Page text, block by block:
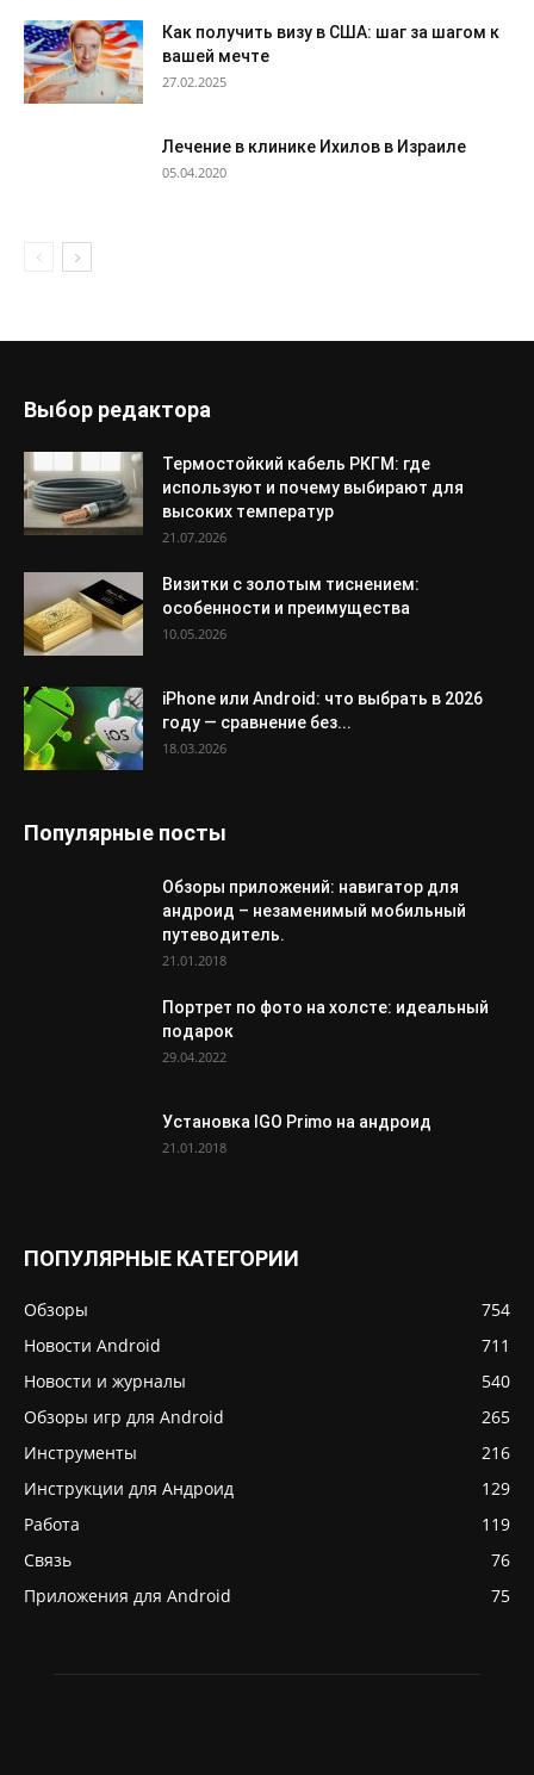
Как получить визу в США: шаг за шагом к
вашей мечте
27.02.2025
Лечение в клинике Ихилов в Израиле
05.04.2020
Выбор редактора
Термостойкий кабель РКГМ: где
используют и почему выбирают для
высоких температур
21.07.2026
Визитки с золотым тиснением:
особенности и преимущества
10.05.2026
iPhone или Android: что выбрать в 2026
году — сравнение без...
18.03.2026
Популярные посты
Обзоры приложений: навигатор для
андроид – незаменимый мобильный
путеводитель.
21.01.2018
Портрет по фото на холсте: идеальный
подарок
29.04.2022
Установка IGO Primo на андроид
21.01.2018
ПОПУЛЯРНЫЕ КАТЕГОРИИ
Обзоры
754
Новости Android
711
Новости и журналы
540
Обзоры игр для Android
265
Инструменты
216
Инструкции для Андроид
129
Работа
119
Связь
76
Приложения для Android
75